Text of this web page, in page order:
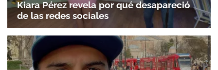
Kiara Pérez revela por qué desapareció
de las redes sociales